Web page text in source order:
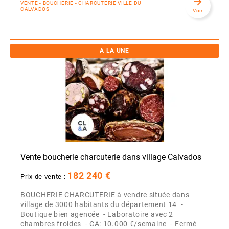
VENTE - BOUCHERIE - CHARCUTERIE VILLE DU
CALVADOS
Voir
A LA UNE
Vente boucherie charcuterie dans village Calvados
Prix de vente : 182 240 €
BOUCHERIE CHARCUTERIE à vendre située dans
village de 3000 habitants du département 14 -
Boutique bien agencée - Laboratoire avec 2
chambres froides - CA: 10.000 €/semaine - Fermé